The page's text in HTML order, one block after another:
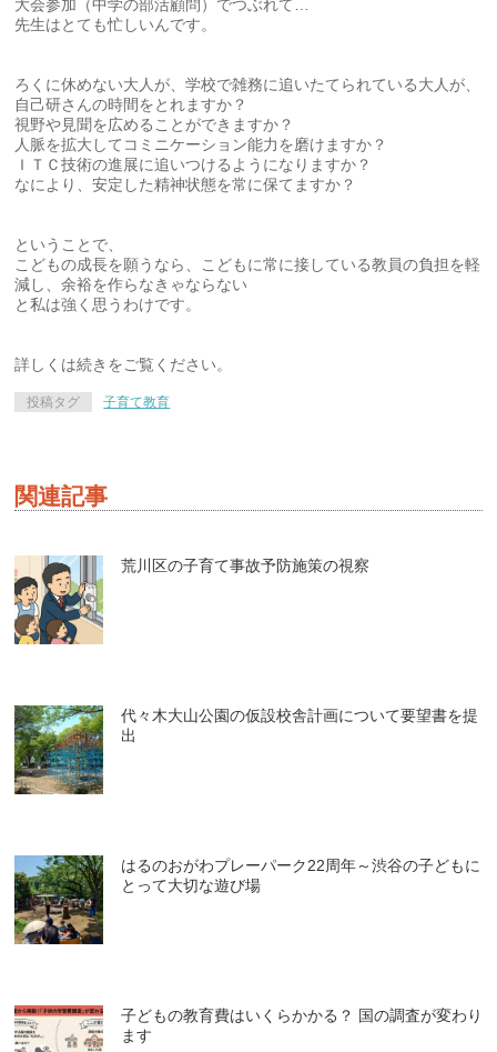
大会参加（中学の部活顧問）でつぶれて…
先生はとても忙しいんです。
ろくに休めない大人が、学校で雑務に追いたてられている大人が、
自己研さんの時間をとれますか？
視野や見聞を広めることができますか？
人脈を拡大してコミニケーション能力を磨けますか？
ＩＴＣ技術の進展に追いつけるようになりますか？
なにより、安定した精神状態を常に保てますか？
ということで、
こどもの成長を願うなら、こどもに常に接している教員の負担を軽
減し、余裕を作らなきゃならない
と私は強く思うわけです。
詳しくは続きをご覧ください。
投稿タグ 子育て教育
関連記事
荒川区の子育て事故予防施策の視察
代々木大山公園の仮設校舎計画について要望書を提
出
はるのおがわプレーパーク22周年～渋谷の子どもに
とって大切な遊び場
子どもの教育費はいくらかかる？ 国の調査が変わり
ます